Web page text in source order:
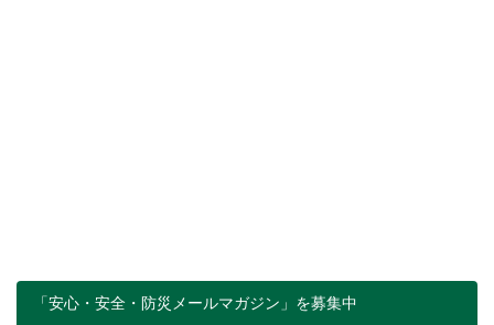
「安心・安全・防災メールマガジン」を募集中